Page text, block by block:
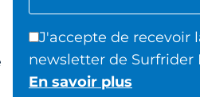
J'accepte de recevoir
newsletter de Surfrider
En savoir plus